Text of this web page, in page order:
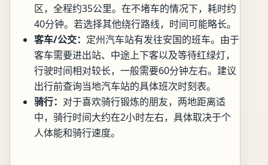
区，全程约35公里。在不堵车的情况下，耗时约
40分钟。若选择其他绕行路线，时间可能略长。
客车/公交： 定州汽车站有发往安国的班车。由于
客车需要进出站、中途上下客以及等待红绿灯，
行驶时间相对较长，一般需要60分钟左右。建议
出行前查询当地汽车站的具体班次时刻表。
骑行： 对于喜欢骑行锻炼的朋友，两地距离适
中，骑行时间大约在2小时左右，具体取决于个
人体能和骑行速度。